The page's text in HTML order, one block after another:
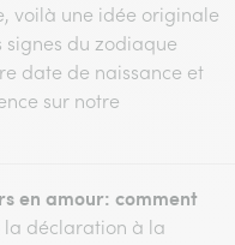
voilà une idée originale
signes du zodiaque
date de naissance et
sur notre
en amour: comment
la déclaration à la